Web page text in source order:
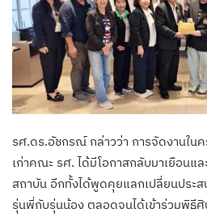
รศ.ดร.อัชกรณ์ กล่าวว่า การจัดงานใน
เก่าคณะ รศ. ได้มีโอกาสกลับมาเยือนแ
สถาบัน อีกทั้งได้พูดคุยแลกเปลี่ยนประ
รุ่นพี่กับรุ่นน้อง ตลอดจนได้เข้าร่วมพิ